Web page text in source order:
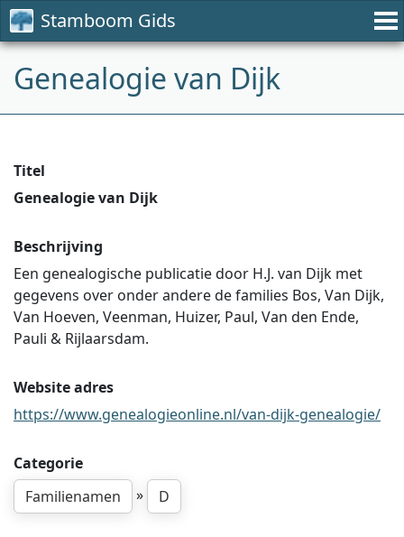
Stamboom Gids
Genealogie van Dijk
Titel
Genealogie van Dijk
Beschrijving
Een genealogische publicatie door H.J. van Dijk met
gegevens over onder andere de families Bos, Van Dijk,
Van Hoeven, Veenman, Huizer, Paul, Van den Ende,
Pauli & Rijlaarsdam.
Website adres
https://www.genealogieonline.nl/van-dijk-genealogie/
Categorie
Familienamen
» D